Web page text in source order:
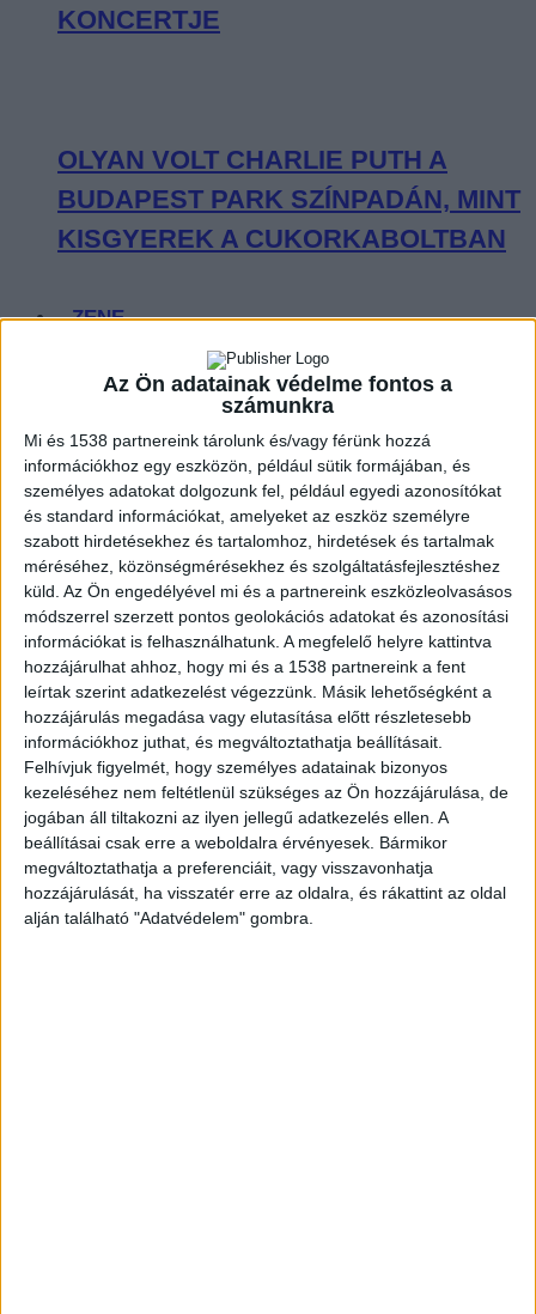
Az Ön adatainak védelme fontos a
számunkra
Mi és 1538 partnereink tárolunk és/vagy férünk hozzá
információkhoz egy eszközön, például sütik formájában, és
személyes adatokat dolgozunk fel, például egyedi azonosítókat
és standard információkat, amelyeket az eszköz személyre
szabott hirdetésekhez és tartalomhoz, hirdetések és tartalmak
méréséhez, közönségmérésekhez és szolgáltatásfejlesztéshez
küld. Az Ön engedélyével mi és a partnereink eszközleolvasásos
módszerrel szerzett pontos geolokációs adatokat és azonosítási
információkat is felhasználhatunk. A megfelelő helyre kattintva
hozzájárulhat ahhoz, hogy mi és a 1538 partnereink a fent
leírtak szerint adatkezelést végezzünk. Másik lehetőségként a
hozzájárulás megadása vagy elutasítása előtt részletesebb
információkhoz juthat, és megváltoztathatja beállításait.
Felhívjuk figyelmét, hogy személyes adatainak bizonyos
kezeléséhez nem feltétlenül szükséges az Ön hozzájárulása, de
jogában áll tiltakozni az ilyen jellegű adatkezelés ellen. A
beállításai csak erre a weboldalra érvényesek. Bármikor
megváltoztathatja a preferenciáit, vagy visszavonhatja
hozzájárulását, ha visszatér erre az oldalra, és rákattint az oldal
alján található "Adatvédelem" gombra.
KONCERTJE
OLYAN VOLT CHARLIE PUTH A
BUDAPEST PARK SZÍNPADÁN, MINT
KISGYEREK A CUKORKABOLTBAN
ZENE
A legfrissebb megjelenések első kézből!
SZÓLÓBAN IS ÓRIÁSI EDM-
HIMNUSZT TUD VILLANTANI ELLIE
GOULDING
A LEGROSSZABB LÁNY
AMERIKÁBAN: SLAYYYTER ÚJ
FEJEZETET NYIT A MOCSKOS
AMERIKAI ÁLMÁBAN